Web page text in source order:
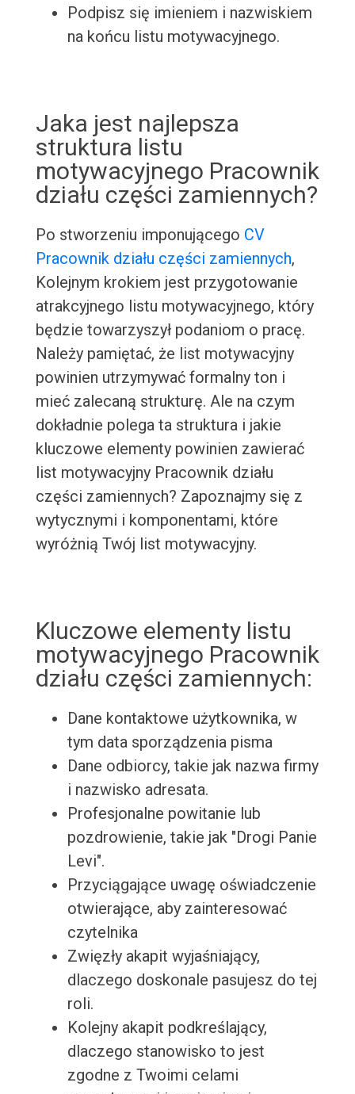
Podpisz się imieniem i nazwiskiem
na końcu listu motywacyjnego.
Jaka jest najlepsza
struktura listu
motywacyjnego Pracownik
działu części zamiennych?
Po stworzeniu imponującego CV
Pracownik działu części zamiennych,
Kolejnym krokiem jest przygotowanie
atrakcyjnego listu motywacyjnego, który
będzie towarzyszył podaniom o pracę.
Należy pamiętać, że list motywacyjny
powinien utrzymywać formalny ton i
mieć zalecaną strukturę. Ale na czym
dokładnie polega ta struktura i jakie
kluczowe elementy powinien zawierać
list motywacyjny Pracownik działu
części zamiennych? Zapoznajmy się z
wytycznymi i komponentami, które
wyróżnią Twój list motywacyjny.
Kluczowe elementy listu
motywacyjnego Pracownik
działu części zamiennych:
Dane kontaktowe użytkownika, w
tym data sporządzenia pisma
Dane odbiorcy, takie jak nazwa firmy
i nazwisko adresata.
Profesjonalne powitanie lub
pozdrowienie, takie jak "Drogi Panie
Levi".
Przyciągające uwagę oświadczenie
otwierające, aby zainteresować
czytelnika
Zwięzły akapit wyjaśniający,
dlaczego doskonale pasujesz do tej
roli.
Kolejny akapit podkreślający,
dlaczego stanowisko to jest
zgodne z Twoimi celami